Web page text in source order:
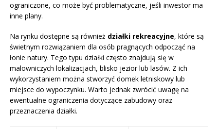
ograniczone, co może być problematyczne, jeśli inwestor ma
inne plany.
Na rynku dostępne są również działki rekreacyjne, które są
świetnym rozwiązaniem dla osób pragnących odpocząć na
łonie natury. Tego typu działki często znajdują się w
malowniczych lokalizacjach, blisko jezior lub lasów. Z ich
wykorzystaniem można stworzyć domek letniskowy lub
miejsce do wypoczynku. Warto jednak zwrócić uwagę na
ewentualne ograniczenia dotyczące zabudowy oraz
przeznaczenia działki.